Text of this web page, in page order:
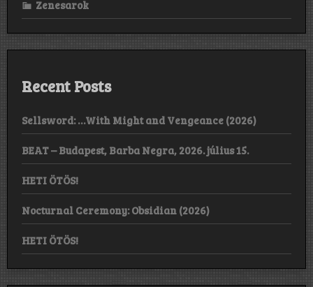
Zenesarok
Recent Posts
Sellsword: …With Might and Vengeance (2026)
BEAT – Budapest, Barba Negra, 2026. július 15.
HETI ÖTÖS!
Nocturnal Ceremony: Obsidian (2026)
HETI ÖTÖS!